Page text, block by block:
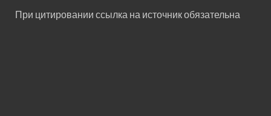
При цитировании ссылка на источник обязательна